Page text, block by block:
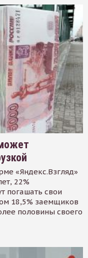
«Яндекс.Взгляд»
22%
погашать свои
18,5% заемщиков
половины своего